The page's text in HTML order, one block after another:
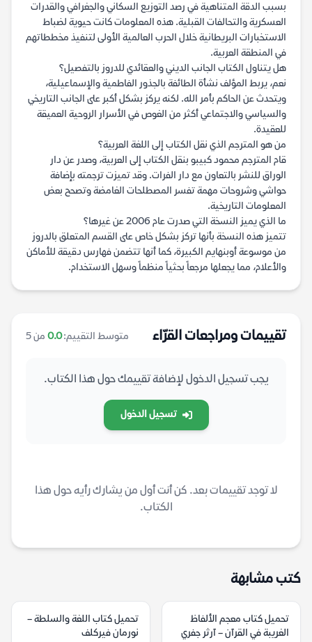
بسبب الدقة المتناهية في رصد التوزيع السكاني والجغرافي والقدرات
العسكرية والتحالفات القبلية. هذه المعلومات كانت حيوية لضباط
الاستخبارات البريطانية خلال الحرب العالمية الأولى لتنفيذ مخططاتهم
في المنطقة العربية.
هل يتناول الكتاب الجانب الديني والعقائدي للدروز بالتفصيل؟
نعم، يربط المؤلف نشأة الطائفة بالجذور الفاطمية والإسماعيلية،
ويتحدث عن الحاكم بأمر الله. لكنه يركز بشكل أكبر على الجانب التاريخي
والسياسي والاجتماعي أكثر من الغوص في الأسرار الروحية العميقة
للعقيدة.
من هو المترجم الذي نقل الكتاب إلى اللغة العربية؟
قام المترجم محمود كبيبو بنقل الكتاب إلى العربية، وصدر عن دار
الوراق للنشر بالتعاون مع دار الفرات. وقد تميزت ترجمته بإضافة
حواشي وشروحات مهمة تفسر المصطلحات الغامضة وتصحح بعض
المعلومات التاريخية.
ما الذي يميز النسخة التي صدرت عام 2006 عن غيرها؟
تتميز هذه النسخة بأنها تركز بشكل خاص على القسم المتعلق بالدروز
من موسوعة أوبنهايم الكبيرة، كما أنها تتضمن فهارس دقيقة للأماكن
والأعلام، مما يجعلها مرجعاً بحثياً منظماً وسهل الاستخدام.
تقييمات ومراجعات القرّاء متوسط التقييم:0.0 من 5
يجب تسجيل الدخول لإضافة تقييمك حول هذا الكتاب.
تسجيل الدخول
لا توجد تقييمات بعد. كن أنت أول من يشارك رأيه حول هذا
الكتاب.
كتب مشابهة
تحميل كتاب معجم الألفاظ
الغريبة في القرآن – آرثر جفري
تحميل كتاب اللغة والسلطة –
نورمان فيركلف